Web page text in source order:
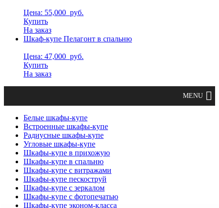
Цена: 55,000 руб.
Купить
На заказ
Шкаф-купе Пелагонт в спальню
Цена: 47,000 руб.
Купить
На заказ
Белые шкафы-купе
Встроенные шкафы-купе
Радиусные шкафы-купе
Угловые шкафы-купе
Шкафы-купе в прихожую
Шкафы-купе в спальню
Шкафы-купе с витражами
Шкафы-купе пескоструй
Шкафы-купе с зеркалом
Шкафы-купе с фотопечатью
Шкафы-купе эконом-класса